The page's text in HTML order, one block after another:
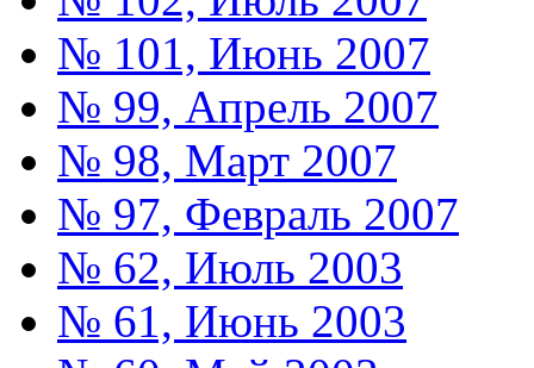
№ 101, Июнь 2007
№ 99, Апрель 2007
№ 98, Март 2007
№ 97, Февраль 2007
№ 62, Июль 2003
№ 61, Июнь 2003